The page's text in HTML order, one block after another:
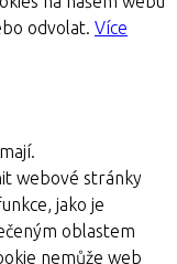
odvolat. Více
webové stránky
jako je
oblastem
nemůže web